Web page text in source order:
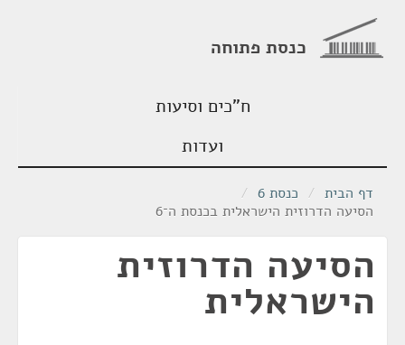
כנסת פתוחה
ח"כים וסיעות
ועדות
דף הבית / כנסת 6
/
הסיעה הדרוזית הישראלית בכנסת ה־6
הסיעה הדרוזית
הישראלית